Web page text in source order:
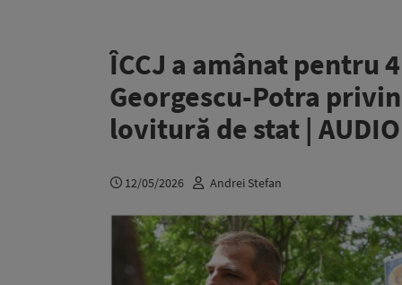
ÎCCJ a amânat pentru
Georgescu-Potra
lovitură de stat | AUDIO
12/05/2026 Andrei Stefan